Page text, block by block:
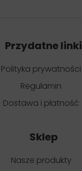
Przydatne linki
Polityka prywatności
Regulamin
Dostawa i płatność
Sklep
Nasze produkty